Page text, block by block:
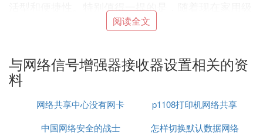
无线路由器的更新换代，一般有WDS的无线路由售
价也普遍走低。这样无线用户就可以花较小的资金来
线网络的覆盖区，减少了无线网络信号死角。
WDS只是扩充无线网络覆盖范围的中继方式，它不
会改变原有无线网络的传输速度，这主要由无线路由
器的传输性能所决定，同时并非所有无线路由器都支
持WDS。现在大多数的无线路由器和各品牌的无线A
阅读全文
与网络信号增强器接收器设置相关的资
料
网络共享中心没有网卡
p1108打印机网络共享
中国网络安全的战士
怎样切换默认数据网络